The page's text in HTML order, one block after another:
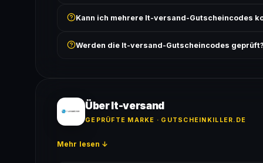
Bedingungen findest du unter „Details".
Kann ich mehrere It-versand-Gutscheincodes
ausgeschlossen, sofern die Angebotsbedingungen
Werden die It-versand-Gutscheincodes geprüft?
Über It-versand
GEPRÜFTE MARKE · GUTSCHEINKILLER.DE
Mehr lesen ↓